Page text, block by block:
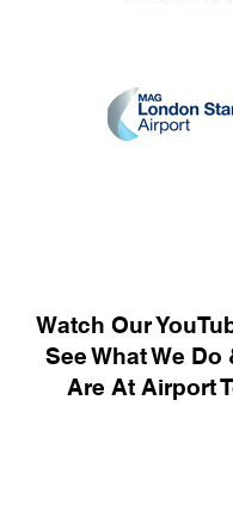
Watch Our
See What We Do
Are At Airport